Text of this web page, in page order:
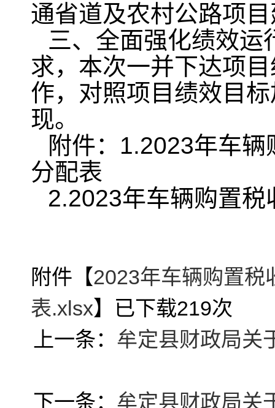
通省道及农村公路项
三、全面强化绩效运
求，本次一并下达项
作，对照项目绩效目
现。
附件：1.2023年车
分配表
2.2023年车辆购置
附件【2023年车辆购置税
表.xlsx】已下载219次
上一条： 牟定县财政局关
下一条： 牟定县财政局关